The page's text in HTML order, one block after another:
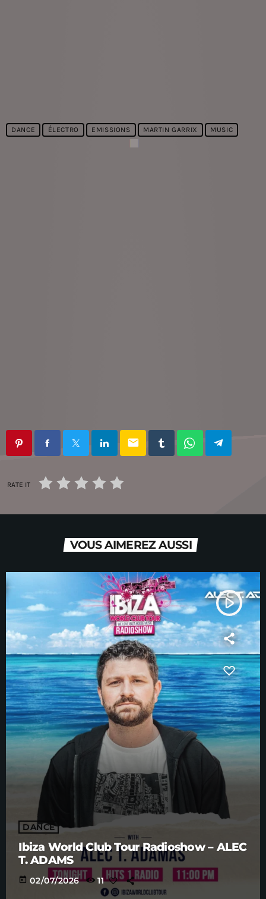
DANCE ÉLECTRO EMISSIONS MARTIN GARRIX MUSIC
email
RATE IT
VOUS AIMEREZ AUSSI
play_arrow
DANCE
Ibiza World Club Tour Radioshow – ALEC
T. ADAMS
today 02/07/2026 11